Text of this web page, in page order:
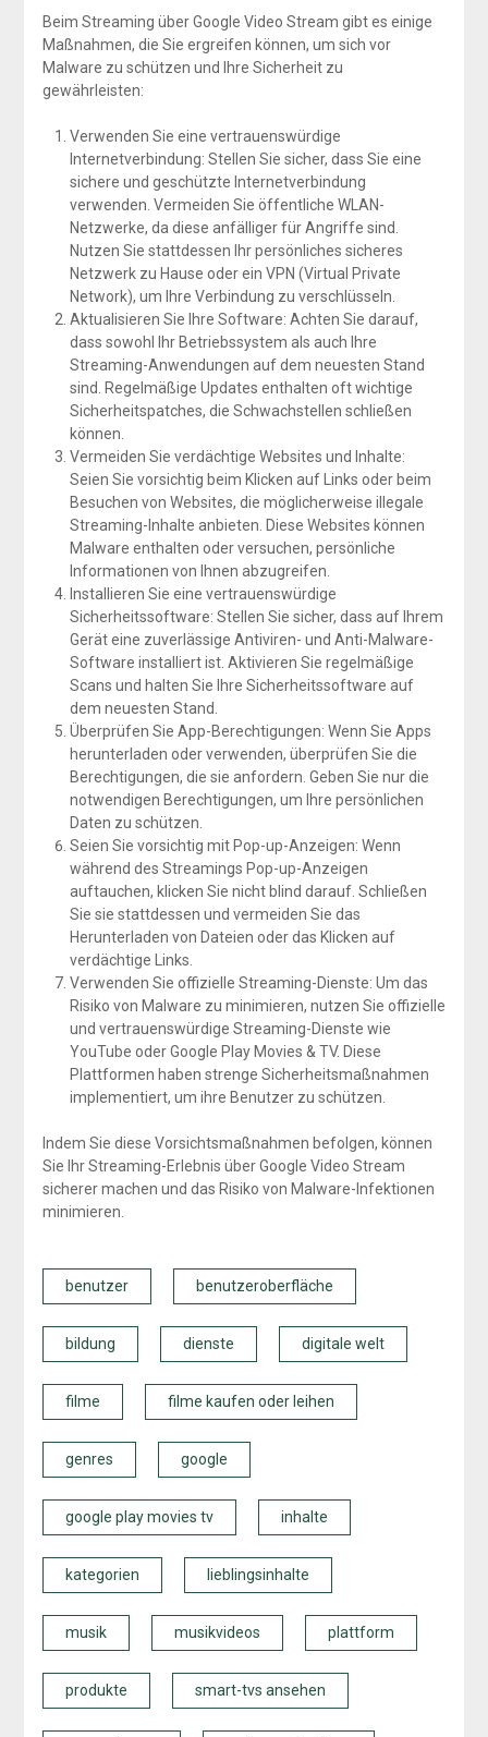
Beim Streaming über Google Video Stream gibt es einige
Maßnahmen, die Sie ergreifen können, um sich vor
Malware zu schützen und Ihre Sicherheit zu
gewährleisten:
Verwenden Sie eine vertrauenswürdige
Internetverbindung: Stellen Sie sicher, dass Sie eine
sichere und geschützte Internetverbindung
verwenden. Vermeiden Sie öffentliche WLAN-
Netzwerke, da diese anfälliger für Angriffe sind.
Nutzen Sie stattdessen Ihr persönliches sicheres
Netzwerk zu Hause oder ein VPN (Virtual Private
Network), um Ihre Verbindung zu verschlüsseln.
Aktualisieren Sie Ihre Software: Achten Sie darauf,
dass sowohl Ihr Betriebssystem als auch Ihre
Streaming-Anwendungen auf dem neuesten Stand
sind. Regelmäßige Updates enthalten oft wichtige
Sicherheitspatches, die Schwachstellen schließen
können.
Vermeiden Sie verdächtige Websites und Inhalte:
Seien Sie vorsichtig beim Klicken auf Links oder beim
Besuchen von Websites, die möglicherweise illegale
Streaming-Inhalte anbieten. Diese Websites können
Malware enthalten oder versuchen, persönliche
Informationen von Ihnen abzugreifen.
Installieren Sie eine vertrauenswürdige
Sicherheitssoftware: Stellen Sie sicher, dass auf Ihrem
Gerät eine zuverlässige Antiviren- und Anti-Malware-
Software installiert ist. Aktivieren Sie regelmäßige
Scans und halten Sie Ihre Sicherheitssoftware auf
dem neuesten Stand.
Überprüfen Sie App-Berechtigungen: Wenn Sie Apps
herunterladen oder verwenden, überprüfen Sie die
Berechtigungen, die sie anfordern. Geben Sie nur die
notwendigen Berechtigungen, um Ihre persönlichen
Daten zu schützen.
Seien Sie vorsichtig mit Pop-up-Anzeigen: Wenn
während des Streamings Pop-up-Anzeigen
auftauchen, klicken Sie nicht blind darauf. Schließen
Sie sie stattdessen und vermeiden Sie das
Herunterladen von Dateien oder das Klicken auf
verdächtige Links.
Verwenden Sie offizielle Streaming-Dienste: Um das
Risiko von Malware zu minimieren, nutzen Sie offizielle
und vertrauenswürdige Streaming-Dienste wie
YouTube oder Google Play Movies & TV. Diese
Plattformen haben strenge Sicherheitsmaßnahmen
implementiert, um ihre Benutzer zu schützen.
Indem Sie diese Vorsichtsmaßnahmen befolgen, können
Sie Ihr Streaming-Erlebnis über Google Video Stream
sicherer machen und das Risiko von Malware-Infektionen
minimieren.
benutzer benutzeroberfläche
bildung dienste digitale welt
filme filme kaufen oder leihen
genres google
google play movies tv inhalte
kategorien lieblingsinhalte
musik musikvideos plattform
produkte smart-tvs ansehen